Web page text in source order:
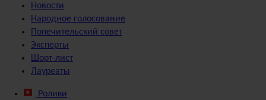
Новости
Народное голосование
Попечительский совет
Эксперты
Шорт-лист
Лауреаты
Ролики